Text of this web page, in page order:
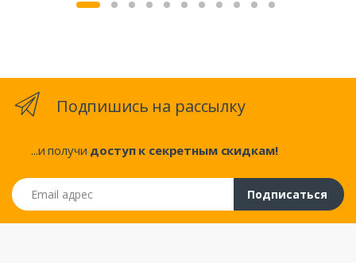
Подпишись на рассылку
...и получи доступ к секретным скидкам!
Email адрес
Подписаться